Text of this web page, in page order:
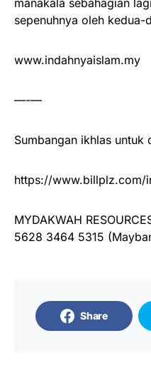
sepenuhnya oleh kedua-
www.indahnyaislam.my
—-—
Sumbangan ikhlas untuk
https://www.billplz.com/
MYDAKWAH
5628 3464 5315
Share